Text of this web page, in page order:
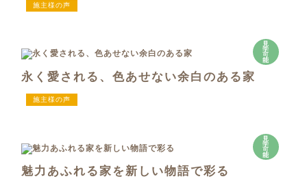
施主様の声
見
学
可
能
永く愛される、色あせない余白のある家
施主様の声
見
学
可
能
魅力あふれる家を新しい物語で彩る